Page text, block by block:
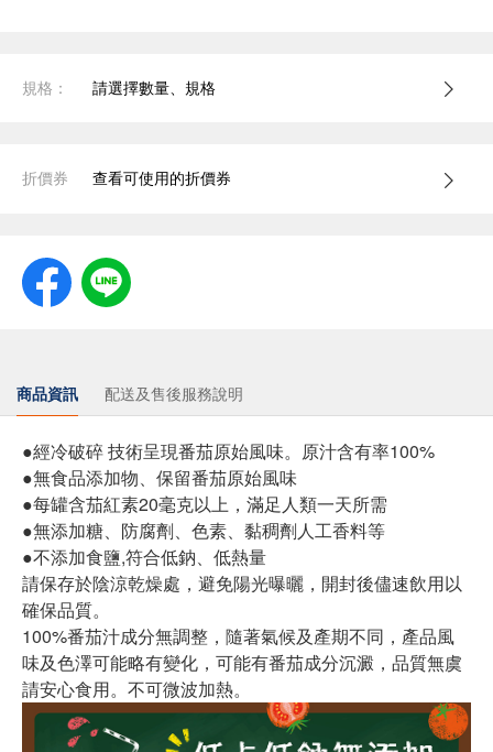
規格： 請選擇數量、規格
折價券 查看可使用的折價券
商品資訊 配送及售後服務說明
●經冷破碎 技術呈現番茄原始風味。原汁含有率100%
●無食品添加物、保留番茄原始風味
●每罐含茄紅素20毫克以上，滿足人類一天所需
●無添加糖、防腐劑、色素、黏稠劑人工香料等
●不添加食鹽,符合低鈉、低熱量
請保存於陰涼乾燥處，避免陽光曝曬，開封後儘速飲用以
確保品質。
100%番茄汁成分無調整，隨著氣候及產期不同，產品風
味及色澤可能略有變化，可能有番茄成分沉澱，品質無虞
請安心食用。不可微波加熱。